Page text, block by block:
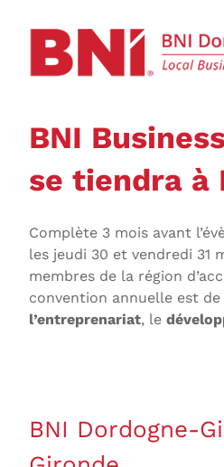
BNI
se tiendra à
Complète 3 mois avant
les jeudi 30 et vendredi 31
membres de la région
convention annuelle est de
l’entreprenariat, le
BNI Dordogne-